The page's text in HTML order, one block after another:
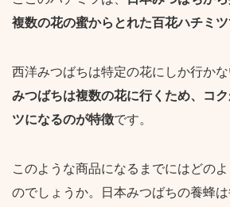
複数の花の蜜からとれた百花ハチミツ
西洋みつばちは特定の花にしか行かな
みつばちは複数の花に行くため、コ
ツになるのが特徴です。
このような商品になるまでにはどの
のでしょうか。日本みつばちの養蜂